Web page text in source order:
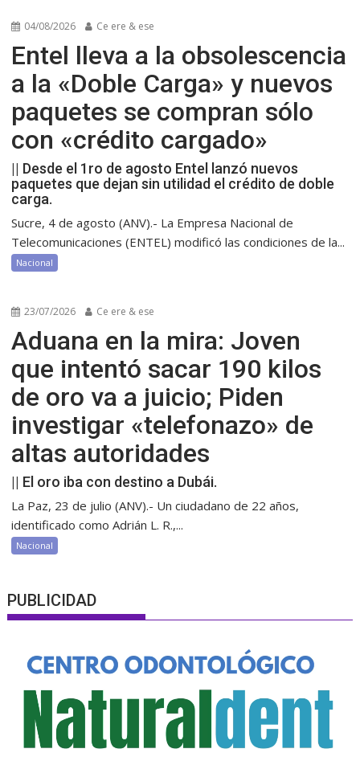
04/08/2026 Ce ere & ese
Entel lleva a la obsolescencia
a la «Doble Carga» y nuevos
paquetes se compran sólo
con «crédito cargado»
|| Desde el 1ro de agosto Entel lanzó nuevos
paquetes que dejan sin utilidad el crédito de doble
carga.
Sucre, 4 de agosto (ANV).- La Empresa Nacional de
Telecomunicaciones (ENTEL) modificó las condiciones de la...
Nacional
23/07/2026 Ce ere & ese
Aduana en la mira: Joven
que intentó sacar 190 kilos
de oro va a juicio; Piden
investigar «telefonazo» de
altas autoridades
|| El oro iba con destino a Dubái.
La Paz, 23 de julio (ANV).- Un ciudadano de 22 años,
identificado como Adrián L. R.,...
Nacional
PUBLICIDAD